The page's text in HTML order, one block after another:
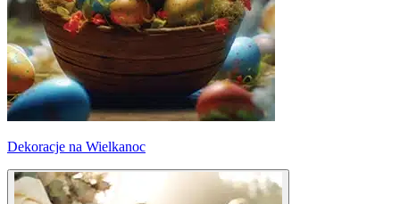
Dekoracje na Wielkanoc